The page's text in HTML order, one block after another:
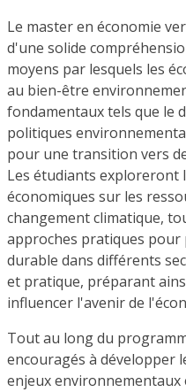
Le master en économie
d'une solide
moyens par lesquels les
au bien-être
fondamentaux tels que le
politiques
pour une transition vers
Les étudiants exploreront
économiques sur les
changement climatique,
approches pratiques
durable dans différents
et pratique, préparant
influencer l'avenir de
Tout au long du
encouragés à développer
enjeux environnementaux